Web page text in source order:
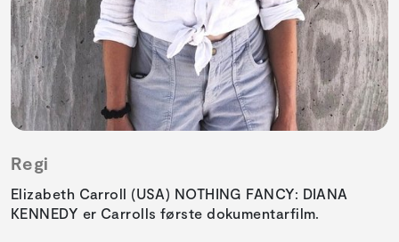
Regi
Elizabeth Carroll (USA) NOTHING FANCY: DIANA
KENNEDY er Carrolls første dokumentarfilm.